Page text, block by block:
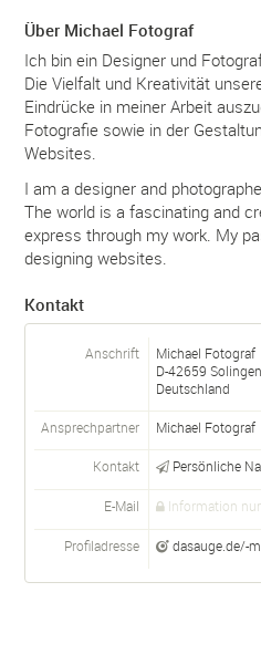
Über Michael Fotograf
Ich bin ein Designer und
Die Vielfalt und Kreativität
Eindrücke in meiner Arbeit
Fotografie sowie in der
Websites.
I am a designer and
The world is a fascinating and
express through my work. My
designing websites.
Kontakt
Anschrift
Michael Fotograf
D-42659 Solingen
Deutschland
Ansprechpartner Michael Fotograf
Kontakt Persönliche
E-Mail Information
Profiladresse dasauge.de/-